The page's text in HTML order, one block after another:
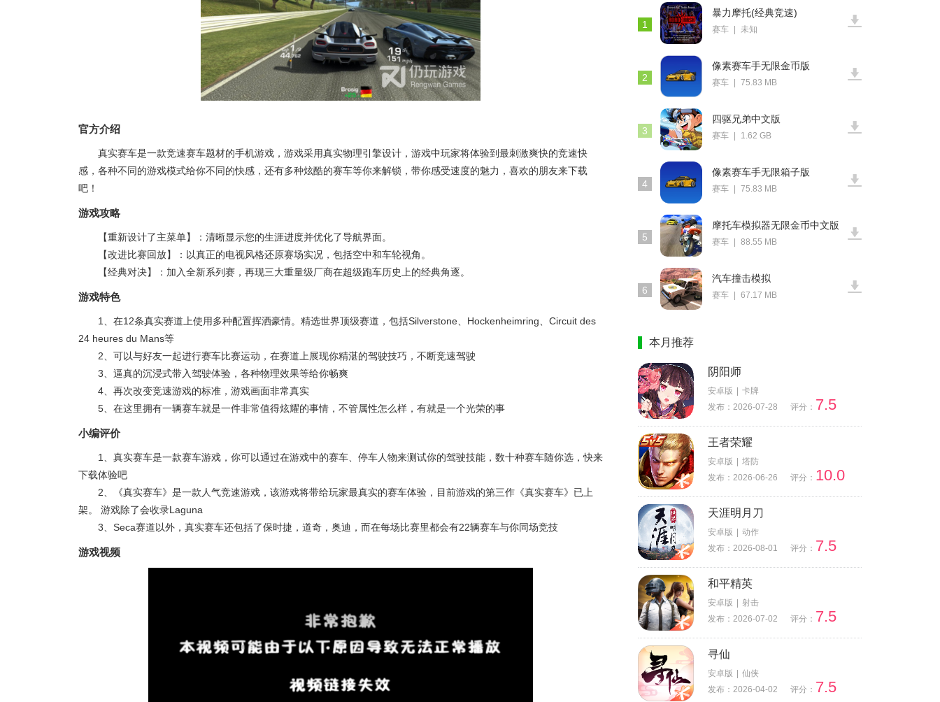
官方介绍
真实赛车是一款竞速赛车题材的手机游戏，游戏采用真实物理引擎设计，游戏中玩家将体验到最刺激爽快的竞速快
感，各种不同的游戏模式给你不同的快感，还有多种炫酷的赛车等你来解锁，带你感受速度的魅力，喜欢的朋友来下载
吧！
游戏攻略
【重新设计了主菜单】：清晰显示您的生涯进度并优化了导航界面。
【改进比赛回放】：以真正的电视风格还原赛场实况，包括空中和车轮视角。
【经典对决】：加入全新系列赛，再现三大重量级厂商在超级跑车历史上的经典角逐。
游戏特色
1、在12条真实赛道上使用多种配置挥洒豪情。精选世界顶级赛道，包括Silverstone、Hockenheimring、Circuit des
24 heures du Mans等
2、可以与好友一起进行赛车比赛运动，在赛道上展现你精湛的驾驶技巧，不断竞速驾驶
3、逼真的沉浸式带入驾驶体验，各种物理效果等给你畅爽
4、再次改变竞速游戏的标准，游戏画面非常真实
5、在这里拥有一辆赛车就是一件非常值得炫耀的事情，不管属性怎么样，有就是一个光荣的事
小编评价
1、真实赛车是一款赛车游戏，你可以通过在游戏中的赛车、停车人物来测试你的驾驶技能，数十种赛车随你选，快来
下载体验吧
2、《真实赛车》是一款人气竞速游戏，该游戏将带给玩家最真实的赛车体验，目前游戏的第三作《真实赛车》已上
架。 游戏除了会收录Laguna
3、Seca赛道以外，真实赛车还包括了保时捷，道奇，奥迪，而在每场比赛里都会有22辆赛车与你同场竞技
游戏视频
1
暴力摩托(经典竞速)
赛车 未知
2
像素赛车手无限金币版
赛车 75.83 MB
3
四驱兄弟中文版
赛车 1.62 GB
4
像素赛车手无限箱子版
赛车 75.83 MB
5
摩托车模拟器无限金币中文版
赛车 88.55 MB
6
汽车撞击模拟
赛车 67.17 MB
本月推荐
阴阳师
安卓版
卡牌
发布：2026-07-28
评分： 7.5
王者荣耀
安卓版
塔防
发布：2026-06-26
评分： 10.0
天涯明月刀
安卓版
动作
发布：2026-08-01
评分： 7.5
和平精英
安卓版
射击
发布：2026-07-02
评分： 7.5
寻仙
安卓版
仙侠
发布：2026-04-02
评分： 7.5